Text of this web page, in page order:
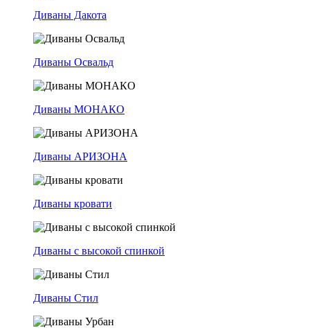
Диваны Дакота
Диваны Освальд
Диваны МОНАКО
Диваны АРИЗОНА
Диваны кровати
Диваны с высокой спинкой
Диваны Стил